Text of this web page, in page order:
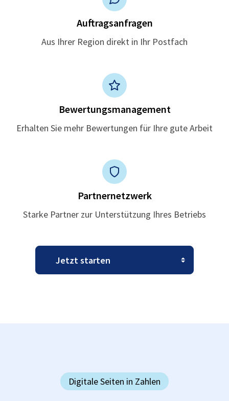
Auftragsanfragen
Aus Ihrer Region direkt in Ihr Postfach
Bewertungsmanagement
Erhalten Sie mehr Bewertungen für Ihre gute Arbeit
Partnernetzwerk
Starke Partner zur Unterstützung Ihres Betriebs
Digitale Seiten in Zahlen